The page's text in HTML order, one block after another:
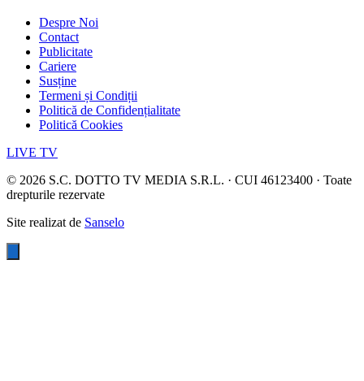
Despre Noi
Contact
Publicitate
Cariere
Susține
Termeni și Condiții
Politică de Confidențialitate
Politică Cookies
LIVE TV
© 2026 S.C. DOTTO TV MEDIA S.R.L. · CUI 46123400 · Toate
drepturile rezervate
Site realizat de Sanselo